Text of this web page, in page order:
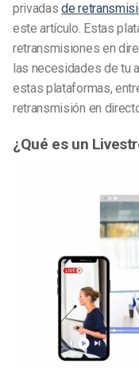
privadasde
este artículo. Estas
retransmisiones en
las necesidades de tu
estas plataformas,
retransmisión en
¿Qué es un